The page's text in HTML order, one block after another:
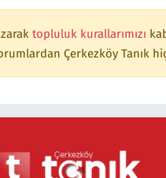
topluluk kurallarımızı
Çerkezköy Tanık